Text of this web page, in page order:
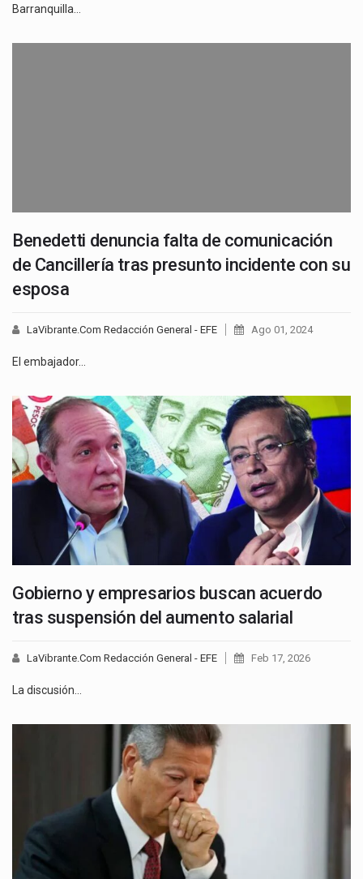
Barranquilla…
Benedetti denuncia falta de comunicación
de Cancillería tras presunto incidente con su
esposa
LaVibrante.Com Redacción General - EFE Ago 01, 2024
El embajador…
Gobierno y empresarios buscan acuerdo
tras suspensión del aumento salarial
LaVibrante.Com Redacción General - EFE Feb 17, 2026
La discusión…